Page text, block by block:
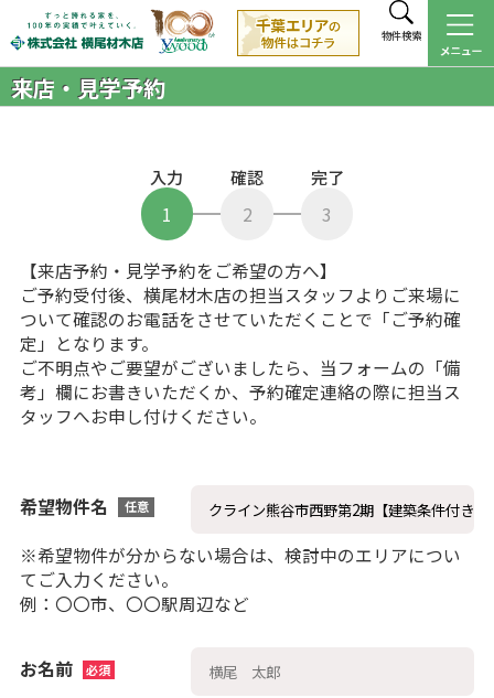
物件検索
来店・見学予約
1
入力
2
確認
3
完了
【来店予約・見学予約をご希望の方へ】
ご予約受付後、横尾材木店の担当スタッフよりご来場に
ついて確認のお電話をさせていただくことで「ご予約確
定」となります。
ご不明点やご要望がございましたら、当フォームの「備
考」欄にお書きいただくか、予約確定連絡の際に担当ス
タッフへお申し付けください。
希望物件名 任意
※希望物件が分からない場合は、検討中のエリアについ
てご入力ください。
例：〇〇市、〇〇駅周辺など
お名前 必須